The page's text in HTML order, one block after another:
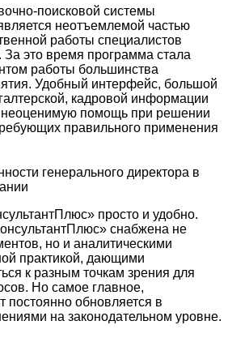
поисковой системы
неотъемлемой частью
работы специалистов
это время программа стала
работы большинства
Удобный интерфейс, большой
кадровой информации
неоценимую помощь при решении
правильного применения
генерального директора в
просто и удобно.
снабжена не
но и аналитическими
практикой, дающими
к разным точкам зрения для
Но самое главное,
постоянно обновляется в
на законодательном уровне.